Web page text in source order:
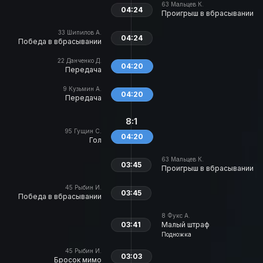
63 Мальцев К.
Проигрыш в вбрасывании
04:24
33 Шипилов А.
Победа в вбрасывании 04:24
22 Данченко Д.
Передача 04:20
9 Кузьмин А.
Передача 04:20
95 Гущин С.
Гол
8:1
04:20
63 Мальцев К.
Проигрыш в вбрасывании
03:45
45 Рыбин И.
Победа в вбрасывании 03:45
8 Фукс А.
Малый штраф
Подножка
03:41
45 Рыбин И.
Бросок мимо 03:03